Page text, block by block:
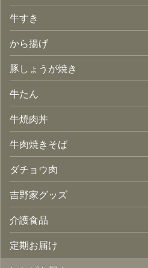
牛すき
から揚げ
豚しょうが焼き
牛たん
牛焼肉丼
牛肉焼きそば
ダチョウ肉
吉野家グッズ
介護食品
定期お届け